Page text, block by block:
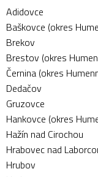
Adidovce
Baškovce (okres
Brekov
Brestov (okres
Černina (okres
Dedačov
Gruzovce
Hankovce (okres
Hažín nad Cirochou
Hrabovec nad
Hrubov